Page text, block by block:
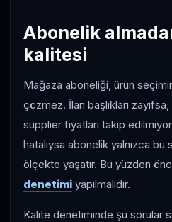
Abonelik
kalitesi
Mağaza aboneliği, ürün
çözmez. İlan başlıkları
supplier fiyatları takip
hatalıysa abonelik yalnızca bu
ölçekte yaşatır. Bu yüzden
denetimi yapılmalıdır.
Kalite denetiminde şu sorular